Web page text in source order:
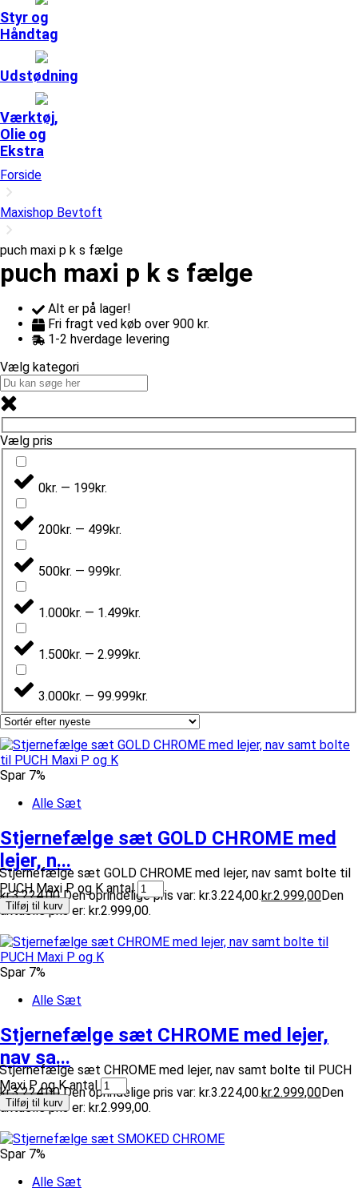
Styr og
Håndtag
Udstødning
Værktøj,
Olie og
Ekstra
Forside
Maxishop Bevtoft
puch maxi p k s fælge
puch maxi p k s fælge
Alt er på lager!
Fri fragt ved køb over 900 kr.
1-2 hverdage levering
Vælg kategori
Vælg pris
0kr. — 199kr.
200kr. — 499kr.
500kr. — 999kr.
1.000kr. — 1.499kr.
1.500kr. — 2.999kr.
3.000kr. — 99.999kr.
Spar 7%
Alle Sæt
Stjernefælge sæt GOLD CHROME med
lejer, n...
kr.3.224,00 Den oprindelige pris var: kr.3.224,00.kr.2.999,00Den
aktuelle pris er: kr.2.999,00.
Stjernefælge sæt GOLD CHROME med lejer, nav samt bolte til
PUCH Maxi P og K antal
Tilføj til kurv
Spar 7%
Alle Sæt
Stjernefælge sæt CHROME med lejer,
nav sa...
kr.3.224,00 Den oprindelige pris var: kr.3.224,00.kr.2.999,00Den
aktuelle pris er: kr.2.999,00.
Stjernefælge sæt CHROME med lejer, nav samt bolte til PUCH
Maxi P og K antal
Tilføj til kurv
Spar 7%
Alle Sæt